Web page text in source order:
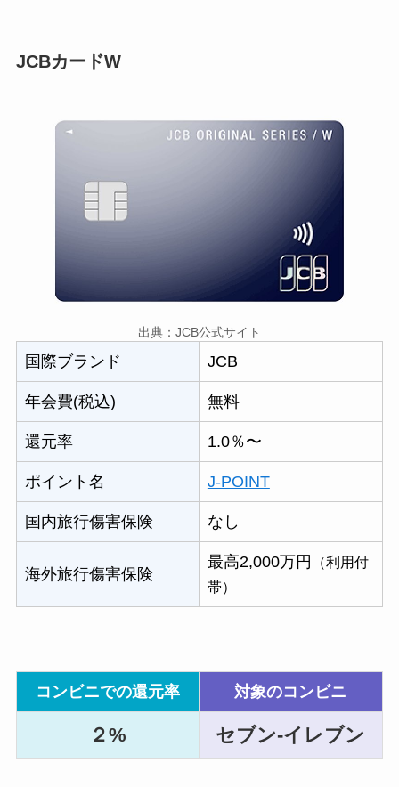
JCBカードW
出典：JCB公式サイト
国際ブランド JCB
年会費(税込) 無料
還元率 1.0％〜
ポイント名 J-POINT
国内旅行傷害保険 なし
海外旅行傷害保険
最高2,000万円
（利用付
帯）
コンビニでの還元率 対象のコンビニ
２% セブン-イレブン